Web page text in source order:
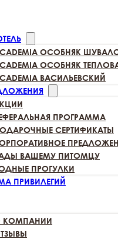
ОСОБНЯК
ОСОБНЯК
ВАСИЛЬЕВСКИЙ
ПРОГРАММА
СЕРТИФИКАТЫ
ВАШЕМУ ПИТОМЦУ
ПРОГУЛКИ
ПРИВИЛЕГИЙ
КОМПАНИИ